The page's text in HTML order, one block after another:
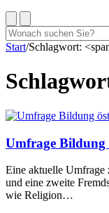
Suchen
nach:
Start/Schlagwort:
Umfrage Bildung
Eine aktuelle Umfrage
und eine zweite
wie Religion…